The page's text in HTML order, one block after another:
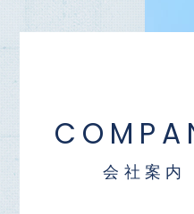
会社案内